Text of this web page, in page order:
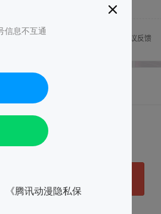
信息不互通
《腾讯动漫隐私保